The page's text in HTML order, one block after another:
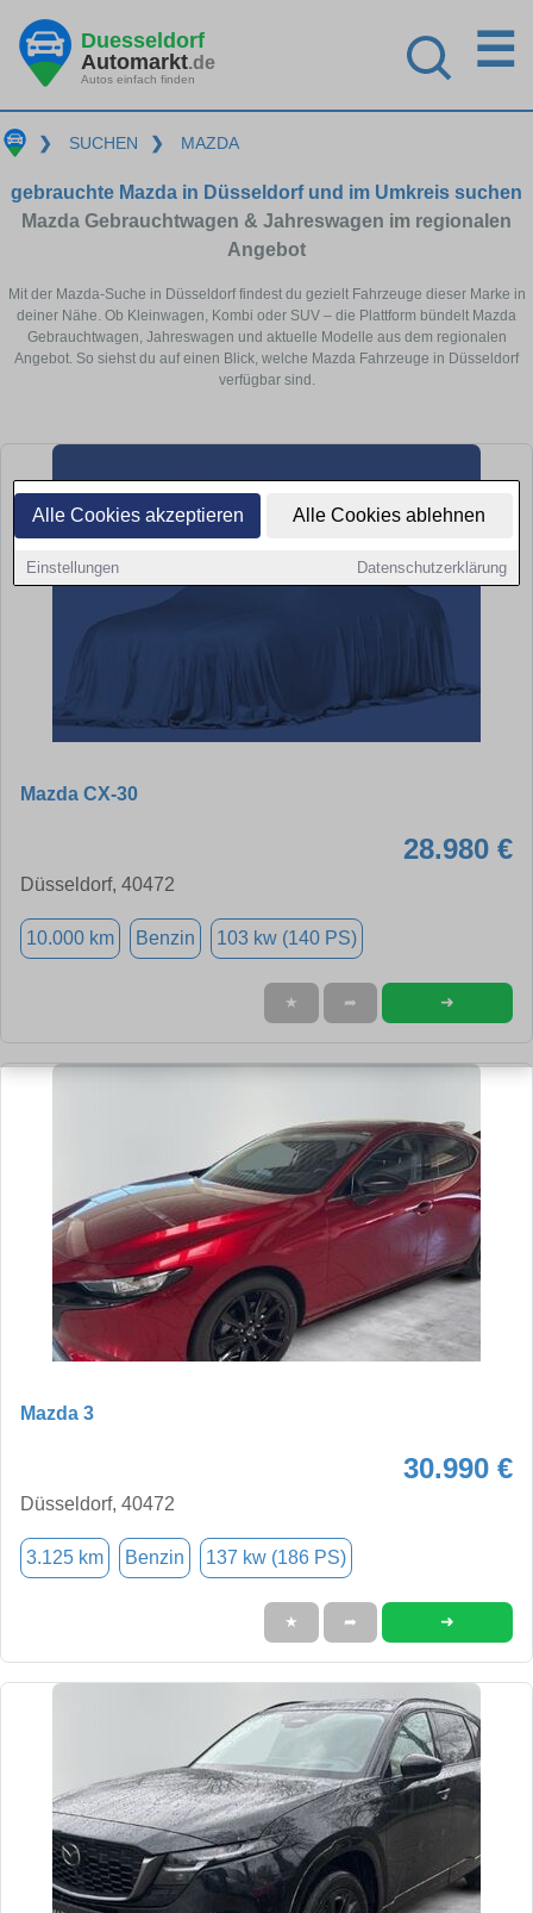
Alle Cookies akzeptieren Alle Cookies ablehnen
Einstellungen Datenschutzerklärung
Duesseldorf
Automarkt.de
Autos einfach finden
☰
❯ SUCHEN ❯ MAZDA
gebrauchte Mazda in Düsseldorf und im Umkreis suchen
Mazda Gebrauchtwagen & Jahreswagen im regionalen
Angebot
Mit der Mazda-Suche in Düsseldorf findest du gezielt Fahrzeuge dieser Marke in
deiner Nähe. Ob Kleinwagen, Kombi oder SUV – die Plattform bündelt Mazda
Gebrauchtwagen, Jahreswagen und aktuelle Modelle aus dem regionalen
Angebot. So siehst du auf einen Blick, welche Mazda Fahrzeuge in Düsseldorf
verfügbar sind.
Mazda CX-30
28.980 €
Düsseldorf, 40472
10.000 km Benzin 103 kw (140 PS)
★ ➦ ➜
Mazda 3
30.990 €
Düsseldorf, 40472
3.125 km Benzin 137 kw (186 PS)
★ ➦ ➜